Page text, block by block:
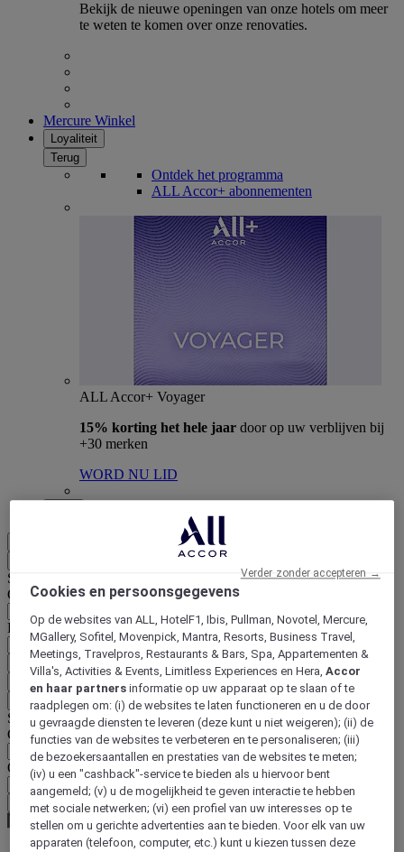
Bekijk de nieuwe openingen van onze hotels om meer
te weten te komen over onze renovaties.
Mercure Winkel
Loyaliteit
Terug
Ontdek het programma
ALL Accor+ abonnementen
ALL Accor+ Voyager
15% korting het hele jaar door op uw verblijven bij
+30 merken
WORD NU LID
Selecteer hieronder uw land en taal
Geografische zone
Land/regio-taal
Bevestig mijn land en taal
(€)
Terug
Selecteer hieronder uw valuta
Geografische zone
Offerte
Bevestig mijn valuta
Cookies en persoonsgegevens
Op de websites van ALL, HotelF1, Ibis, Pullman, Novotel, Mercure,
MGallery, Sofitel, Movenpick, Mantra, Resorts, Business Travel,
Meetings, Travelpros, Restaurants & Bars, Spa, Appartementen &
Villa's, Activities & Events, Limitless Experiences en Hera,Accor
en haar partners informatie op uw apparaat op te slaan of te
raadplegen om: (i) de websites te laten functioneren en u de door
u gevraagde diensten te leveren (deze kunt u niet weigeren); (ii) de
functies van de websites te verbeteren en te personaliseren; (iii)
de bezoekersaantallen en prestaties van de websites te meten;
(iv) u een "cashback"-service te bieden als u hiervoor bent
aangemeld; (v) u de mogelijkheid te geven interactie te hebben
met sociale netwerken; (vi) een profiel van uw interesses op te
stellen om u gerichte advertenties aan te bieden. Voor elk van uw
apparaten (telefoon, computer, etc.) kunt u kiezen tussen deze
Verder zonder accepteren →